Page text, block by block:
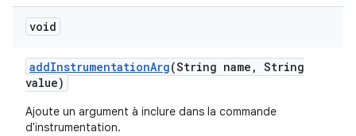
void
addInstrumentationArg(String name , String
value)
Ajoute un argument à inclure dans la commande
d'instrumentation.